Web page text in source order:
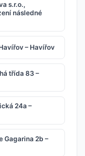
s.r.o.,
následné
– Havířov
třída 83 –
24a –
Gagarina 2b –